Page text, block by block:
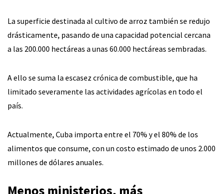
La superficie destinada al cultivo de arroz también se redujo
drásticamente, pasando de una capacidad potencial cercana
a las 200.000 hectáreas a unas 60.000 hectáreas sembradas.
A ello se suma la escasez crónica de combustible, que ha
limitado severamente las actividades agrícolas en todo el
país.
Actualmente, Cuba importa entre el 70% y el 80% de los
alimentos que consume, con un costo estimado de unos 2.000
millones de dólares anuales.
Menos ministerios, más